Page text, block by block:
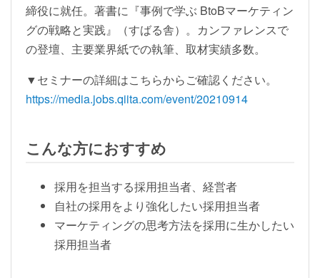
締役に就任。著書に『事例で学ぶ BtoBマーケティン
グの戦略と実践』（すばる舎）。カンファレンスで
の登壇、主要業界紙での執筆、取材実績多数。
▼セミナーの詳細はこちらからご確認ください。
https://media.jobs.qiita.com/event/20210914
こんな方におすすめ
採用を担当する採用担当者、経営者
自社の採用をより強化したい採用担当者
マーケティングの思考方法を採用に生かしたい
採用担当者